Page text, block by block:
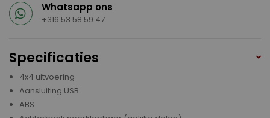
Whatsapp ons
+316 53 58 59 47
Specificaties
4x4 uitvoering
Aansluiting USB
ABS